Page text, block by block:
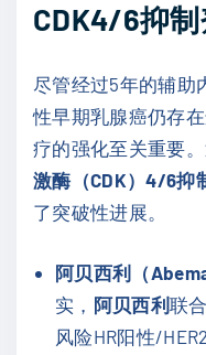
CDK4/6抑
尽管经过5年的辅助
性早期乳腺癌仍存
疗的强化至关重要
激酶（CDK）4/6抑
了突破性进展。
阿贝西利（
实， 阿贝西利联
风险HR阳性/